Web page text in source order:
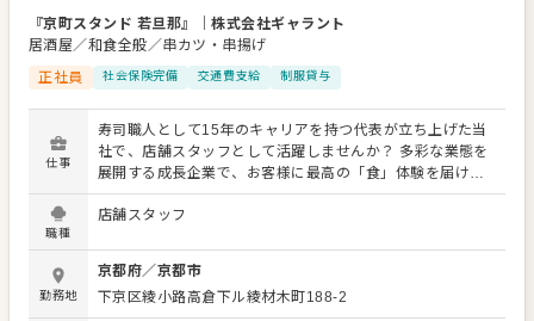
『京町スタンド 若旦那』 ｜株式会社ギャラント
居酒屋／和食全般／串カツ・串揚げ
正社員
社会保険完備 交通費支給 制服貸与
仕事
寿司職人として15年のキャリアを持つ代表が立ち上げた当
社で、店舗スタッフとして活躍しませんか？ 多彩な業態を
展開する成長企業で、お客様に最高の「食」体験を届けま
しょう。 入社後、まずはメニューを覚えることからスター
ト。レギュラーメニューに加え、季節限定メニューも提供
内、オーダー、レジ対応など）、簡単な調理や仕込み、仕
入れ・在庫管理、まかない作り、アルバイトスタッフの教
育など、 多岐にわたる業務をお任せします。 よりよいお店
職種
店舗スタッフ
勤務地
京都府／京都市
下京区綾小路高倉下ル綾材木町188-2